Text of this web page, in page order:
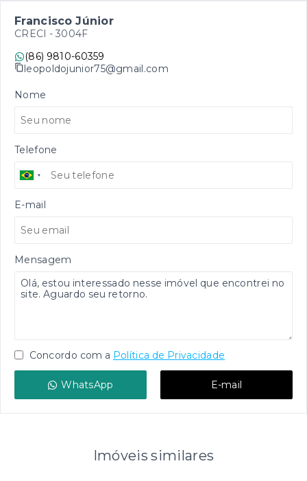
Francisco Júnior
CRECI - 3004F
(86) 9810-60359
leopoldojunior75@gmail.com
Nome
Telefone
E-mail
Mensagem
Concordo com a Política de Privacidade
WhatsApp E-mail
Imóveis similares